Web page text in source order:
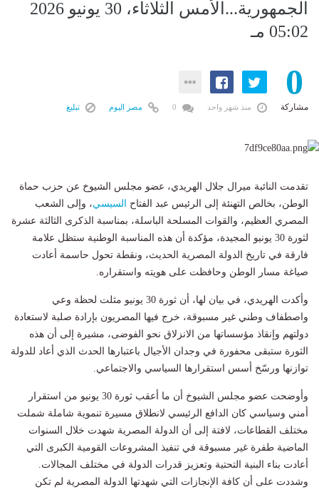
الجمهورية...الأمس الثلاثاء، 30 يونيو 2026
05:02 مـ
0
مشاركة منذ شهر واحد مصر اليوم تبليغ
تقدمت النائبة ميرال جلال الهريدي، عضو مجلس الشيوخ عن حزب حماة
الوطن، بخالص التهنئة إلى الرئيس عبد الفتاح السيسي، وإلى الشعب
المصري العظيم، والقوات المسلحة الباسلة، بمناسبة الذكرى الثالثة عشرة
لثورة 30 يونيو المجيدة، مؤكدة أن هذه المناسبة الوطنية ستظل علامة
فارقة في تاريخ الدولة المصرية الحديث، ونقطة تحول حاسمة أعادت
صياغة مسار الوطن وحافظت على هويته واستقراره.
وأكدت الهريدي، في بيان لها، أن ثورة 30 يونيو مثلت لحظة وعي
واصطفاف وطني غير مسبوقة، خرج فيها المصريون بإرادة صلبة لاستعادة
دولتهم وإنقاذ مؤسساتها من الانزلاق نحو الفوضى، مشيرة إلى أن هذه
الثورة ستبقى محفورة في وجدان الأجيال باعتبارها الحدث الذي أعاد للدولة
توازنها ورسّخ أسس استقرارها السياسي والاجتماعي.
وأوضحت عضو مجلس الشيوخ أن ما أعقب ثورة 30 يونيو من استقرار
أمني وسياسي كان الدافع الرئيسي لانطلاق مسيرة تنموية شاملة شملت
مختلف القطاعات، لافتة إلى أن الدولة المصرية شهدت خلال السنوات
الماضية طفرة غير مسبوقة في تنفيذ المشروعات القومية الكبرى التي
أعادت بناء البنية التحتية وتعزيز قدرات الدولة في مختلف المجالات.
وشددت على أن كافة الإنجازات التي شهدتها الدولة المصرية لم تكن